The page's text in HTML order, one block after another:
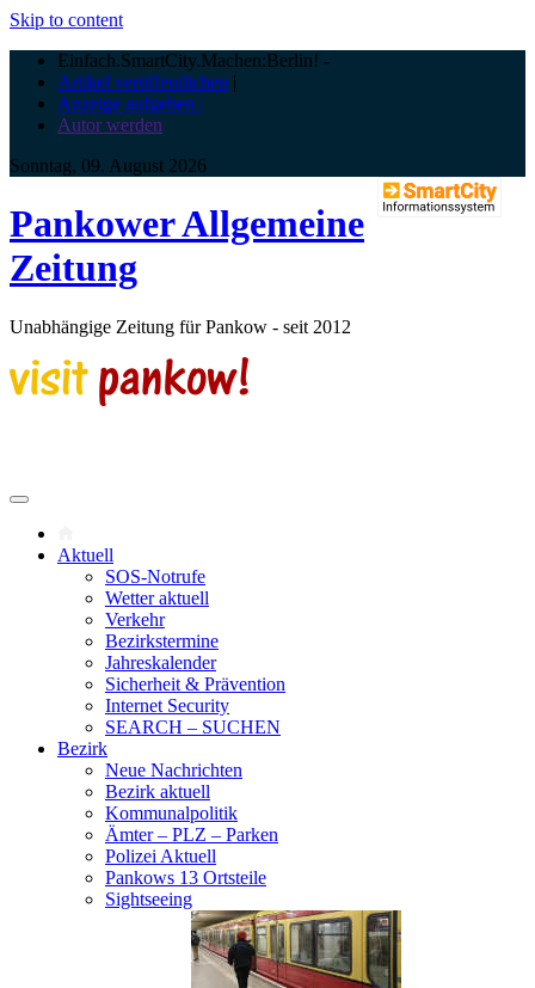
Skip to content
Einfach.SmartCity.Machen:Berlin! -
Artikel veröffentlichen |
Anzeige aufgeben |
Autor werden
Sonntag, 09. August 2026
Pankower Allgemeine
Zeitung
Unabhängige Zeitung für Pankow - seit 2012
Aktuell
SOS-Notrufe
Wetter aktuell
Verkehr
Bezirkstermine
Jahreskalender
Sicherheit & Prävention
Internet Security
SEARCH – SUCHEN
Bezirk
Neue Nachrichten
Bezirk aktuell
Kommunalpolitik
Ämter – PLZ – Parken
Polizei Aktuell
Pankows 13 Ortsteile
Sightseeing